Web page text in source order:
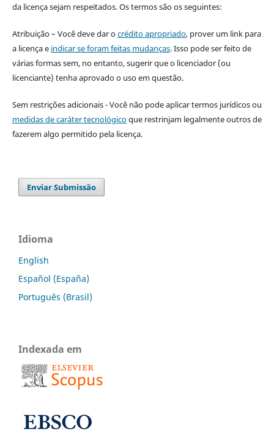
da licença sejam respeitados. Os termos são os seguintes:
Atribuição – Você deve dar ocrédito apropriado, prover um link para
a licença e indicar se foram feitas mudanças. Isso pode ser feito de
várias formas sem, no entanto, sugerir que o licenciador (ou
licenciante) tenha aprovado o uso em questão.
Sem restrições adicionais - Você não pode aplicar termos jurídicos ou
medidas de caráter tecnológicoque restrinjam legalmente outros de
fazerem algo permitido pela licença.
Enviar Submissão
Idioma
English
Español (España)
Português (Brasil)
Indexada em